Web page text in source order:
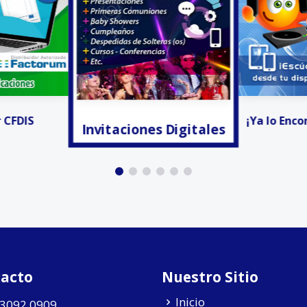
Digitales ¡Ya lo Encontré! - Radio
Nuestro Sitio
Inicio